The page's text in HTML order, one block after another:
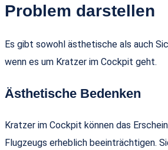
Problem darstellen
Es gibt sowohl ästhetische als auch
wenn es um Kratzer im Cockpit geht.
Ästhetische Bedenken
Kratzer im Cockpit können das
Flugzeugs erheblich beeinträchtigen.